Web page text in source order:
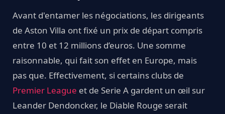
Avant d'entamer les négociations, les dirigeants
de Aston Villa ont fixé un prix de départ compris
entre 10 et 12 millions d’euros. Une somme
raisonnable, qui fait son effet en Europe, mais
pas que. Effectivement, si certains clubs de
Premier League et de Serie A gardent un œil sur
Leander Dendoncker, le Diable Rouge serait